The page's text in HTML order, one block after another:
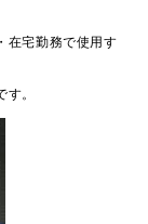
在宅勤務で使用す
。